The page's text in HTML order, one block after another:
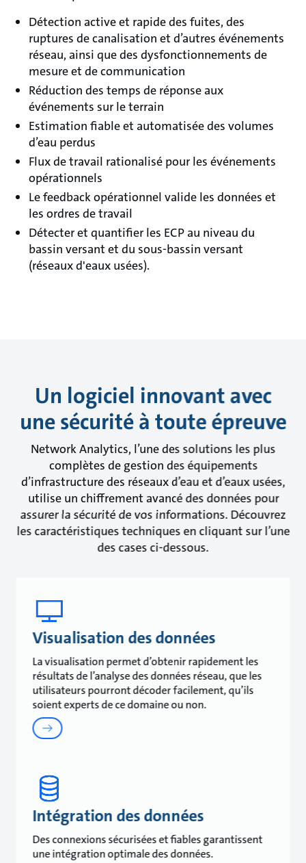
Détection active et rapide des fuites, des
ruptures de canalisation et d’autres événements
réseau, ainsi que des dysfonctionnements de
mesure et de communication
Réduction des temps de réponse aux
événements sur le terrain
Estimation fiable et automatisée des volumes
d’eau perdus
Flux de travail rationalisé pour les événements
opérationnels
Le feedback opérationnel valide les données et
les ordres de travail
Détecter et quantifier les ECP au niveau du
bassin versant et du sous-bassin versant
(réseaux d'eaux usées).
Un logiciel innovant avec
une sécurité à toute épreuve
Network Analytics, l’une des solutions les plus
complètes de gestion des équipements
d’infrastructure des réseaux d’eau et d’eaux usées,
utilise un chiffrement avancé des données pour
assurer la sécurité de vos informations. Découvrez
les caractéristiques techniques en cliquant sur l’une
des cases ci-dessous.
Visualisation des données
La visualisation permet d’obtenir rapidement les
résultats de l’analyse des données réseau, que les
utilisateurs pourront décoder facilement, qu’ils
soient experts de ce domaine ou non.
Intégration des données
Des connexions sécurisées et fiables garantissent
une intégration optimale des données.